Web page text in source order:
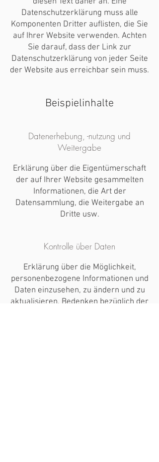
Datenschutzerklärung muss alle
Komponenten Dritter auflisten, die Sie
auf Ihrer Website verwenden. Achten
Sie darauf, dass der Link zur
Datenschutzerklärung von jeder Seite
der Website aus erreichbar sein muss.
Beispielinhalte
Datenerhebung, -nutzung und
Weitergabe
Erklärung über die Eigentümerschaft
der auf Ihrer Website gesammelten
Informationen, die Art der
Datensammlung, die Weitergabe an
Dritte usw.
Kontrolle über Daten
Erklärung über die Möglichkeit,
personenbezogene Informationen und
Daten einzusehen, zu ändern und zu
aktualisieren, Bedenken bezüglich der